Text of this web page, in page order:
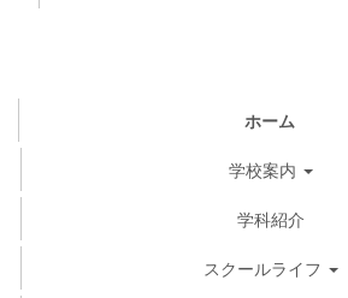
ホーム
学校案内
学科紹介
スクールライフ